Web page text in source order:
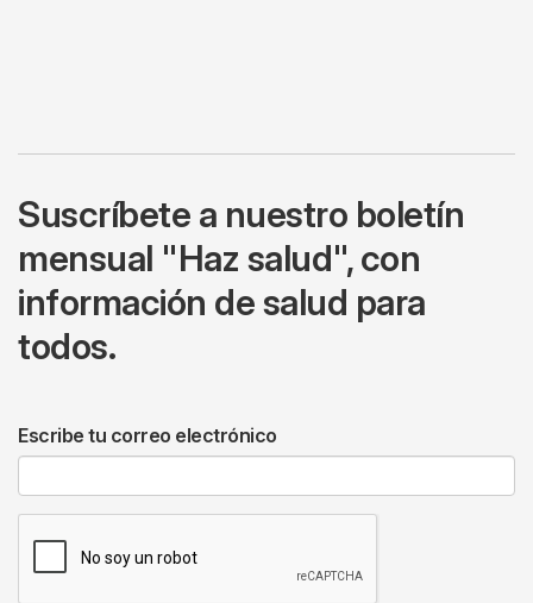
Suscríbete a nuestro boletín
mensual "Haz salud", con
información de salud para
todos.
Escribe tu correo electrónico